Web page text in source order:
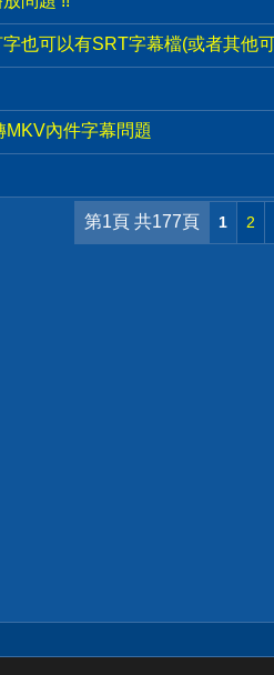
也可以有SRT字幕檔(或者其他
內件字幕問題
第1頁 共177頁 1 2